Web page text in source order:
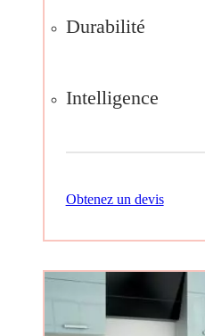
Durabilité
Intelligence
Obtenez un devis